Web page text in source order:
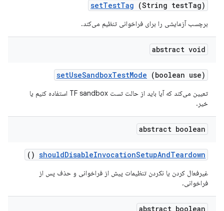
setTestTag (String testTag)
برچسب آزمایشی را برای فراخوانی تنظیم می‌کند.
abstract void
setUseSandboxTestMode (boolean use)
تعیین می‌کند که آیا باید از حالت تست TF sandbox استفاده کنیم یا
خیر.
abstract boolean
shouldDisableInvocationSetupAndTeardown
()
غیرفعال کردن یا نکردن تنظیمات پیش از فراخوانی و حذف پس از
فراخوانی.
abstract boolean